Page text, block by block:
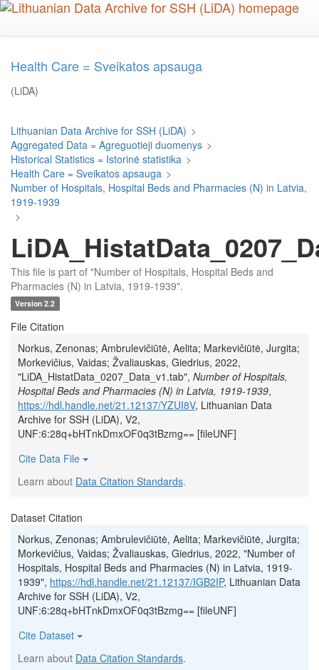
Skip
Health Care = Sveikatos apsauga
(LiDA)
Lithuanian Data Archive for SSH (LiDA) >
Aggregated Data = Agreguotieji duomenys >
Historical Statistics = Istorinė statistika >
Health Care = Sveikatos apsauga >
Number of Hospitals, Hospital Beds and Pharmacies (N) in Latvia,
1919-1939
>
This file is part of "Number of Hospitals, Hospital Beds and
Pharmacies (N) in Latvia, 1919-1939".
Version 2.2
File Citation
Norkus, Zenonas; Ambrulevičiūtė, Aelita; Markevičiūtė, Jurgita;
Morkevičius, Vaidas; Žvaliauskas, Giedrius, 2022,
"LiDA_HistatData_0207_Data_v1.tab", Number of Hospitals,
Hospital Beds and Pharmacies (N) in Latvia, 1919-1939,
https://hdl.handle.net/21.12137/YZUI8V, Lithuanian Data
Archive for SSH (LiDA), V2,
UNF:6:28q+bHTnkDmxOF0q3tBzmg== [fileUNF]
Cite Data File
Learn about Data Citation Standards.
Dataset Citation
Norkus, Zenonas; Ambrulevičiūtė, Aelita; Markevičiūtė, Jurgita;
Morkevičius, Vaidas; Žvaliauskas, Giedrius, 2022, "Number of
Hospitals, Hospital Beds and Pharmacies (N) in Latvia, 1919-
1939", https://hdl.handle.net/21.12137/IGB2IP, Lithuanian Data
Archive for SSH (LiDA), V2,
UNF:6:28q+bHTnkDmxOF0q3tBzmg== [fileUNF]
Cite Dataset
Learn about Data Citation Standards.